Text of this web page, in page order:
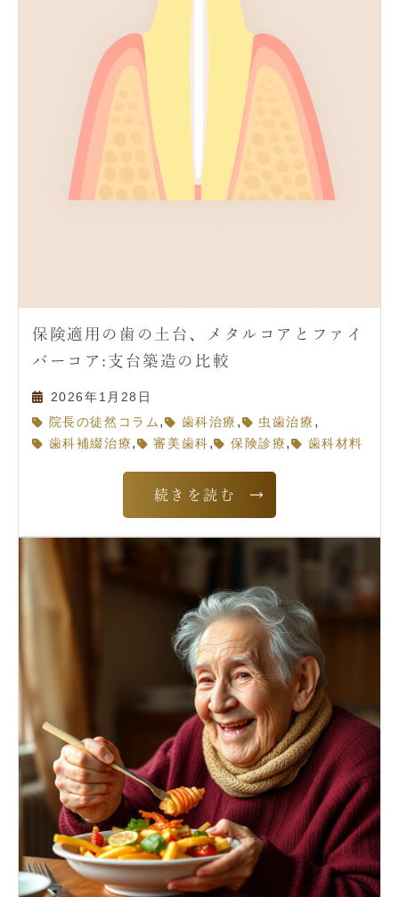
保険適用の歯の土台、メタルコアとファイ
バーコア:支台築造の比較
2026年1月28日
院長の徒然コラム , 歯科治療 , 虫歯治療 ,
歯科補綴治療 , 審美歯科 , 保険診療 , 歯科材料
続きを読む